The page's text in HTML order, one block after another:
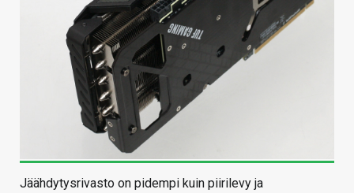
Jäähdytysrivasto on pidempi kuin piirilevy ja